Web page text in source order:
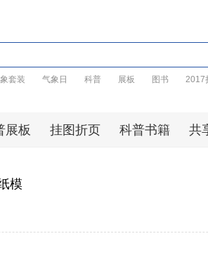
套装 气象日 科普 展板 图书 2017
展板 挂图折页 科普书籍 共
模